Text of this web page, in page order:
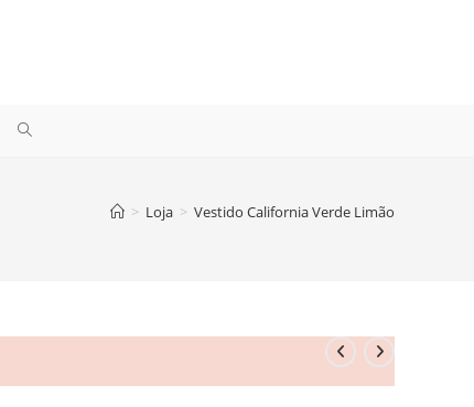
ALTERNAR
> Loja > Vestido California Verde Limão